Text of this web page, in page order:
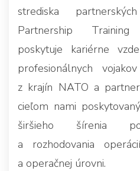
strediska
Partnership
poskytuje kariérne
profesionálnych
z krajín NATO a
cieľom nami
širšieho šírenia
a rozhodovania
a operačnej úrovni.